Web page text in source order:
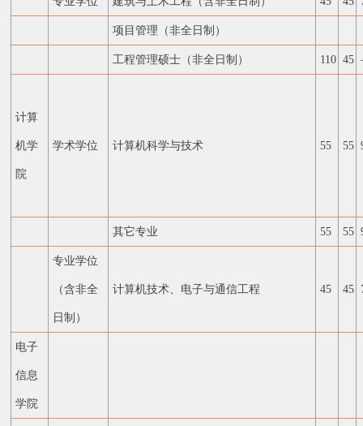
项目管理（非全日制）
工程管理硕士（非全日制） 110 45
计算
机学
院
学术学位 计算机科学与技术 55 55
其它专业 55 55
专业学位
（含非全
日制）
计算机技术、电子与通信工程 45 45
电子
信息
学院